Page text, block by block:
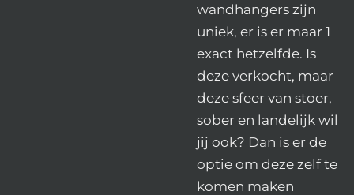
wandhangers zijn
uniek, er is er maar 1
exact hetzelfde. Is
deze verkocht, maar
deze sfeer van stoer,
sober en landelijk wil
jij ook? Dan is er de
optie om deze zelf te
komen maken